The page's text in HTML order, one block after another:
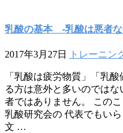
乳酸の基本 -乳酸は悪者な
2017年3月27日 トレーニン
「乳酸は疲労物質」「乳
る方は意外と多いのでは
者ではありません。 この
乳酸研究会の 代表でもい
文 …